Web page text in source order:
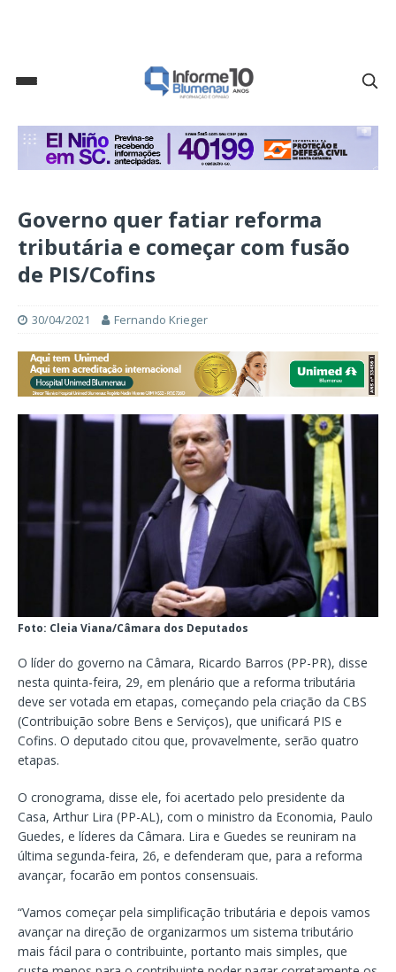
Governo quer fatiar reforma
tributária e começar com fusão
de PIS/Cofins
30/04/2021 Fernando Krieger
Foto: Cleia Viana/Câmara dos Deputados
O líder do governo na Câmara, Ricardo Barros (PP-PR), disse
nesta quinta-feira, 29, em plenário que a reforma tributária
deve ser votada em etapas, começando pela criação da CBS
(Contribuição sobre Bens e Serviços), que unificará PIS e
Cofins. O deputado citou que, provavelmente, serão quatro
etapas.
O cronograma, disse ele, foi acertado pelo presidente da
Casa, Arthur Lira (PP-AL), com o ministro da Economia, Paulo
Guedes, e líderes da Câmara. Lira e Guedes se reuniram na
última segunda-feira, 26, e defenderam que, para a reforma
avançar, focarão em pontos consensuais.
“Vamos começar pela simplificação tributária e depois vamos
avançar na direção de organizarmos um sistema tributário
mais fácil para o contribuinte, portanto mais simples, que